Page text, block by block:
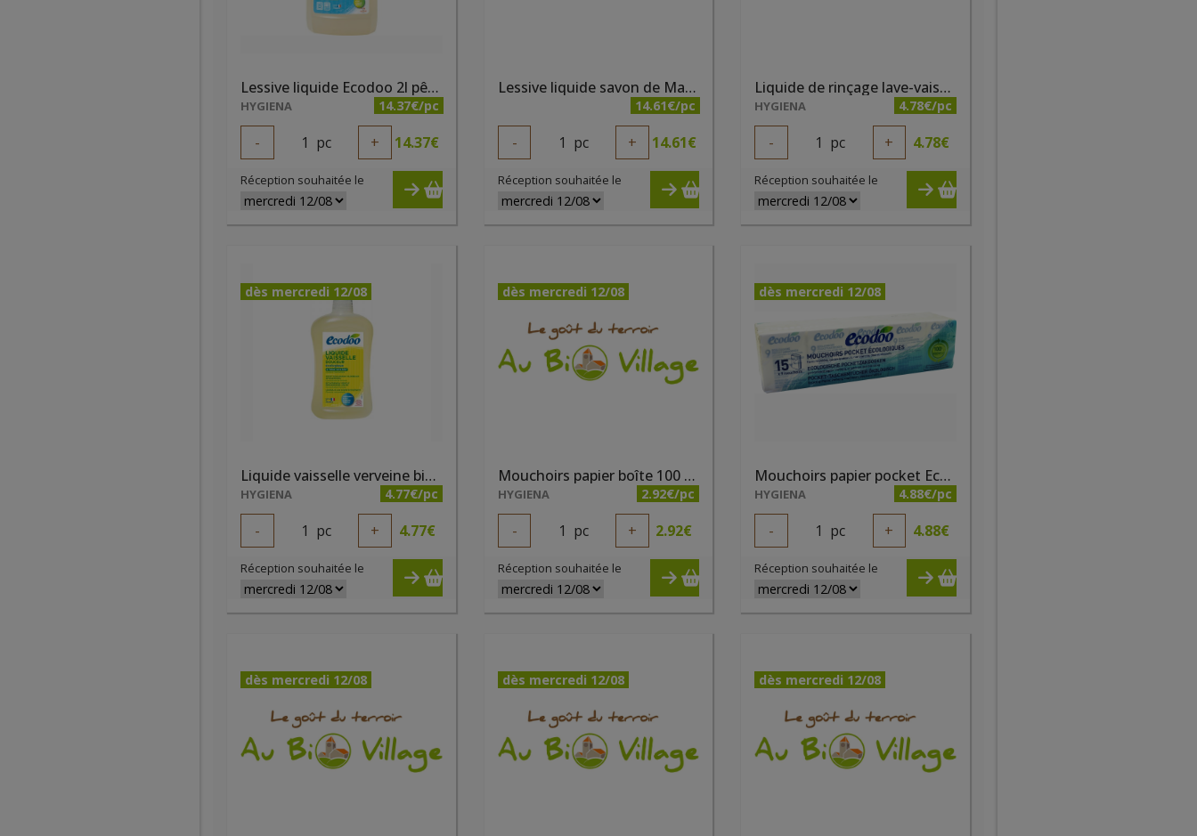
Lessive liquide Ecodoo 2l pêche
HYGIENA 14.37€/pc
- 1 pc + 14.37€
Réception souhaitée le
Lessive liquide savon de Marseille 3 litres La Fourmi Verte
14.61€/pc
- 1 pc + 14.61€
Réception souhaitée le
Liquide de rinçage lave-vaiselle 500 ml Biotop
HYGIENA 4.78€/pc
- 1 pc + 4.78€
Réception souhaitée le
dès mercredi 12/08
Liquide vaisselle verveine bio 1l Ecodoo
HYGIENA 4.77€/pc
- 1 pc + 4.77€
Réception souhaitée le
dès mercredi 12/08
Mouchoirs papier boîte 100 pc Ecodoo
HYGIENA 2.92€/pc
- 1 pc + 2.92€
Réception souhaitée le
dès mercredi 12/08
Mouchoirs papier pocket Ecodoo 9x15 étuis
HYGIENA 4.88€/pc
- 1 pc + 4.88€
Réception souhaitée le
dès mercredi 12/08 dès mercredi 12/08 dès mercredi 12/08